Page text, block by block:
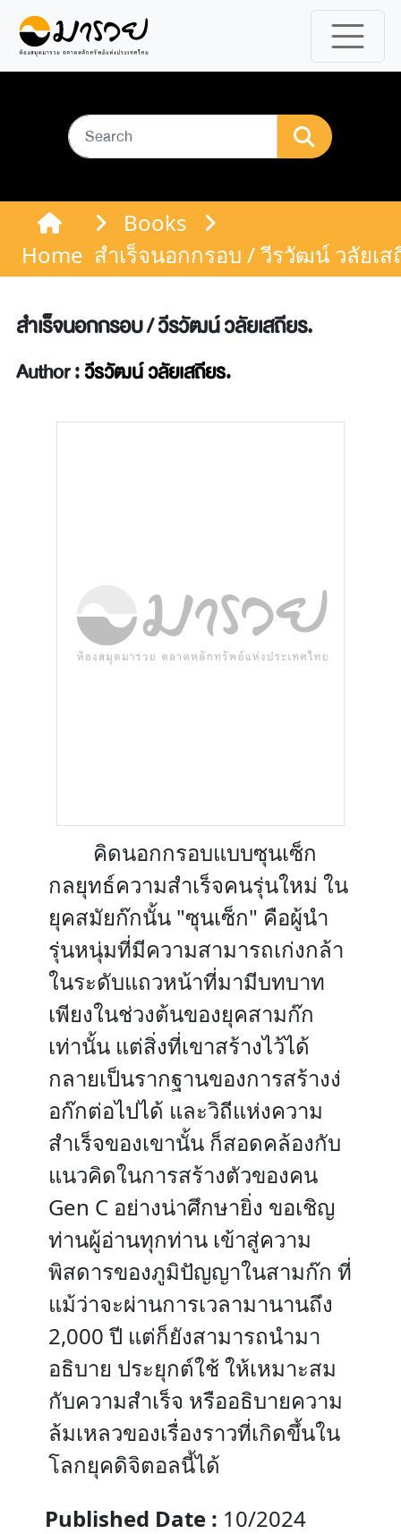
Home
Books
สำเร็จนอกกรอบ / วีรวัฒน์ วลัยเส
สำเร็จนอกกรอบ / วีรวัฒน์ วลัยเสถียร.
Author :วีรวัฒน์ วลัยเสถียร.
คิดนอกกรอบแบบซุนเซ็ก
กลยุทธ์ความสำเร็จคนรุ่นใหม่ ใน
ยุคสมัยก๊กนั้น "ซุนเซ็ก" คือผู้นำ
รุ่นหนุ่มที่มีความสามารถเก่งกล้า
ในระดับแถวหน้าที่มามีบทบาท
เพียงในช่วงต้นของยุคสามก๊ก
เท่านั้น แต่สิ่งที่เขาสร้างไว้ได้
กลายเป็นรากฐานของการสร้างง่
อก๊กต่อไปได้ และวิถีแห่งความ
สำเร็จของเขานั้น ก็สอดคล้องกับ
แนวคิดในการสร้างตัวของคน
Gen C อย่างน่าศึกษายิ่ง ขอเชิญ
ท่านผู้อ่านทุกท่าน เข้าสู่ความ
พิสดารของภูมิปัญญาในสามก๊ก ที่
แม้ว่าจะผ่านการเวลามานานถึง
2,000 ปี แต่ก็ยังสามารถนำมา
อธิบาย ประยุกต์ใช้ ให้เหมาะสม
กับความสำเร็จ หรืออธิบายความ
ล้มเหลวของเรื่องราวที่เกิดขึ้นใน
โลกยุคดิจิตอลนี้ได้
Published Date : 10/2024